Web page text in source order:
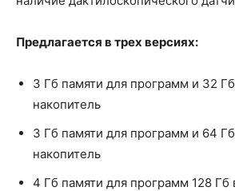
Предлагается в трех версиях:
3 Гб памяти для программ и 32
накопитель
3 Гб памяти для программ и 64
накопитель
4 Гб памяти для программ 128 Гб